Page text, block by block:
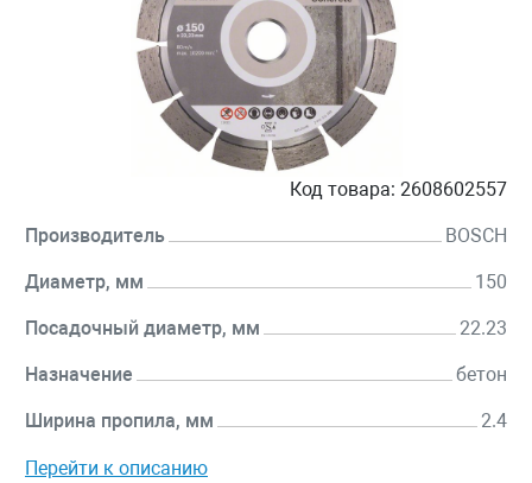
Код товара: 2608602557
Производитель BOSCH
Диаметр, мм 150
Посадочный диаметр, мм 22.23
Назначение бетон
Ширина пропила, мм 2.4
Перейти к описанию